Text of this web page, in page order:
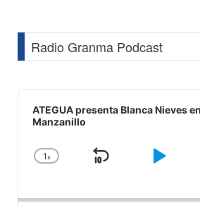
Radio Granma Podcast
Audio
Player
ATEGUA presenta Blanca Nieves
Manzanillo
Change
1x
Skip
Play